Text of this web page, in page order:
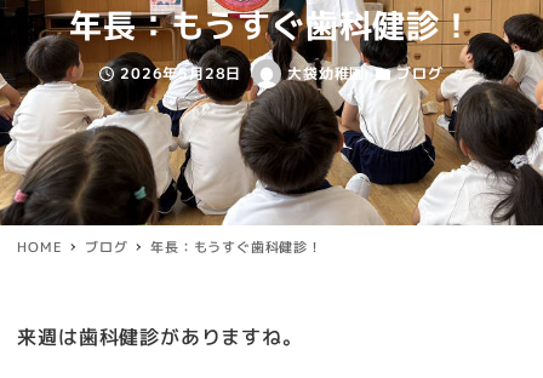
年長：もうすぐ歯科健診！
投稿日
2026年5月28日
著
者
大袋幼稚園
カテゴリー
ブログ
HOME ブログ 年長：もうすぐ歯科健診！
来週は歯科健診がありますね。